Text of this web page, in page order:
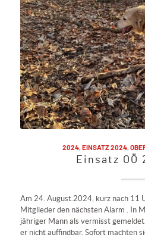
2024, EINSATZ 2024,
Einsatz OÖ
Am 24. August.2024, kurz nach 11
Mitglieder den nächsten Alarm . In
jähriger Mann als vermisst
er nicht auffindbar. Sofort machten